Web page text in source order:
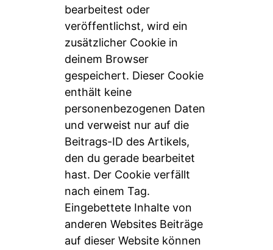
bearbeitest oder
veröffentlichst, wird ein
zusätzlicher Cookie in
deinem Browser
gespeichert. Dieser Cookie
enthält keine
personenbezogenen Daten
und verweist nur auf die
Beitrags-ID des Artikels,
den du gerade bearbeitet
hast. Der Cookie verfällt
nach einem Tag.
Eingebettete Inhalte von
anderen Websites Beiträge
auf dieser Website können